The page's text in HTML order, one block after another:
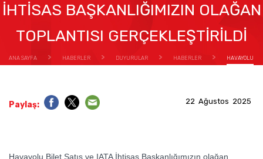
İHTİSAS BAŞKANLIĞIMIZIN OLAĞAN
TOPLANTISI GERÇEKLEŞTİRİLDİ
ANA SAYFA HABERLER DUYURULAR HABERLER HAVAYOLU
22 Ağustos 2025
Paylaş:
Havayolu Bilet Satış ve IATA İhtisas Başkanlığımızın olağan